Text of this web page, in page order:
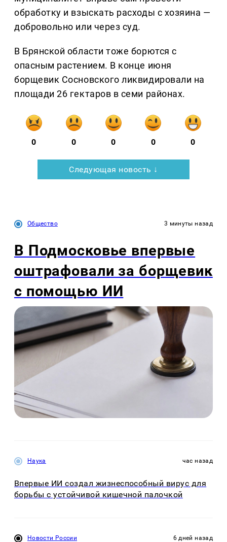
обработку и взыскать расходы с хозяина —
добровольно или через суд.
В Брянской области тоже борются с
опасным растением. В конце июня
борщевик Сосновского ликвидировали на
площади 26 гектаров в семи районах.
0 0 0 0 0
Следующая новость ↓
Общество 3 минуты назад
В Подмосковье впервые
оштрафовали за борщевик
с помощью ИИ
Наука час назад
Впервые ИИ создал жизнеспособный вирус для
борьбы с устойчивой кишечной палочкой
Новости России 6 дней назад